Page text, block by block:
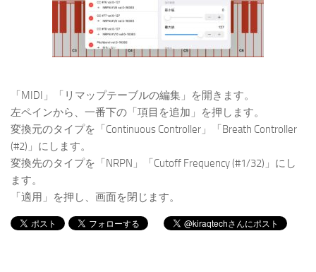
「MIDI」「リマップテーブルの編集」を開きます。
左ペインから、一番下の「項目を追加」を押します。
変換元のタイプを「Continuous Controller」「Breath Controller
(#2)」にします。
変換先のタイプを「NRPN」「Cutoff Frequency (#1/32)」にし
ます。
「適用」を押し、画面を閉じます。